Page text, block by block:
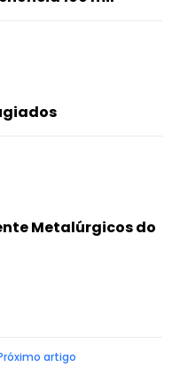
Metalúrgicos do
artigo